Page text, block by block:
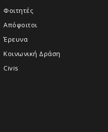
Φοιτητές
Απόφοιτοι
Έρευνα
Κοινωνική Δράση
Civis